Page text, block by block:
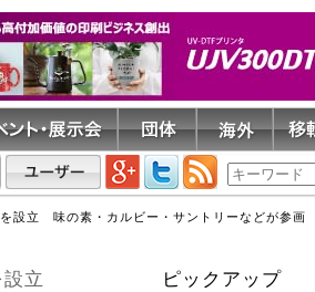
設立 味の素・カルビー・サントリーなどが参画
設立
ピックアップ